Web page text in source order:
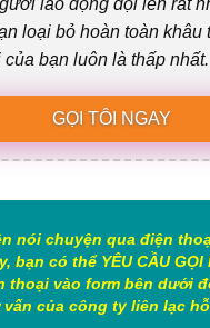
loại bỏ hoàn toàn khâu
của bạn luôn là thấp nhất.
GỌI TÔI NGAY
nói chuyện qua điện
bạn có thể YÊU CẦU
thoại vào form bên dưới
của công ty liên lạc